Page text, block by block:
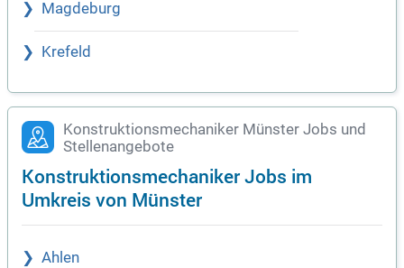
Magdeburg
Krefeld
Konstruktionsmechaniker Münster Jobs und
Stellenangebote
Konstruktionsmechaniker Jobs im
Umkreis von Münster
Ahlen